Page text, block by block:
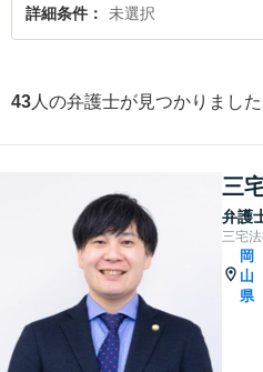
索したい』『初回相談無料でメーカー・
詳細条件 未選択
43 人の弁護士が見つかりました
三
弁護
三宅
岡
山
県